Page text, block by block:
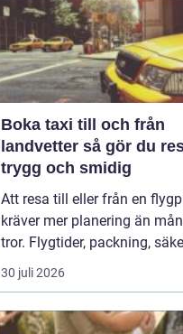
Boka taxi till och från
landvetter så gör du resan
trygg och smidig
Att resa till eller från en
kräver mer planering än
tror. Flygtider, packning,
30 juli 2026